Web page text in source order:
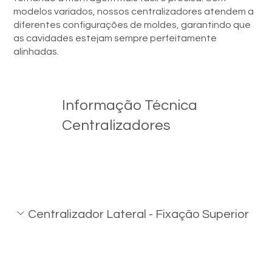
modelos variados, nossos centralizadores atendem a
diferentes configurações de moldes, garantindo que
as cavidades estejam sempre perfeitamente
alinhadas.
Informação Técnica
Centralizadores
Centralizador Lateral - Fixação Superior